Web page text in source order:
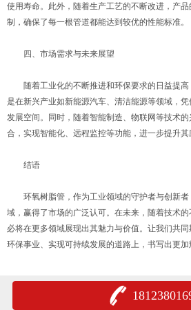
使用寿命。此外，随着生产工艺的不断改进，产
制，确保了每一根管道都能达到较优的性能标准。
四、市场需求与未来展望
随着工业化的不断推进和环保要求的日益提高
是在新兴产业如新能源汽车、清洁能源等领域，
发展空间。同时，随着智能制造、物联网等技术
合，实现智能化、远程监控等功能，进一步提升其
结语
环氧树脂管，作为工业领域的守护者与创新者
域，赢得了市场的广泛认可。在未来，随着技术的
必将在更多领域展现出其魅力与价值。让我们共
环保事业、实现可持续发展的道路上，书写出更加